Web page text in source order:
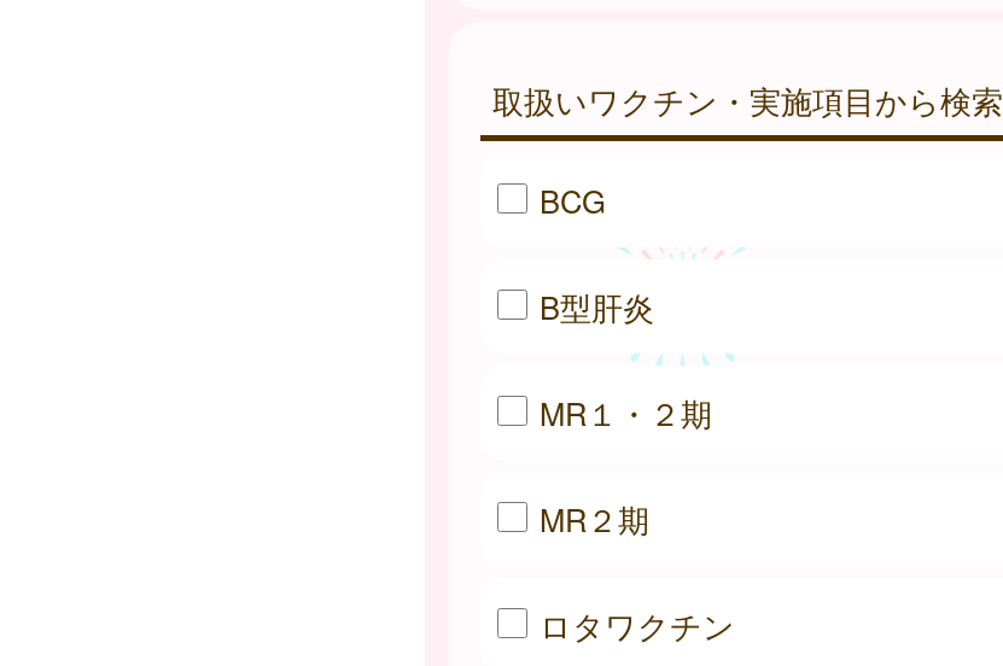
取扱いワクチン・実施項目から検索
BCG
B型肝炎
MR１・２期
MR２期
ロタワクチン